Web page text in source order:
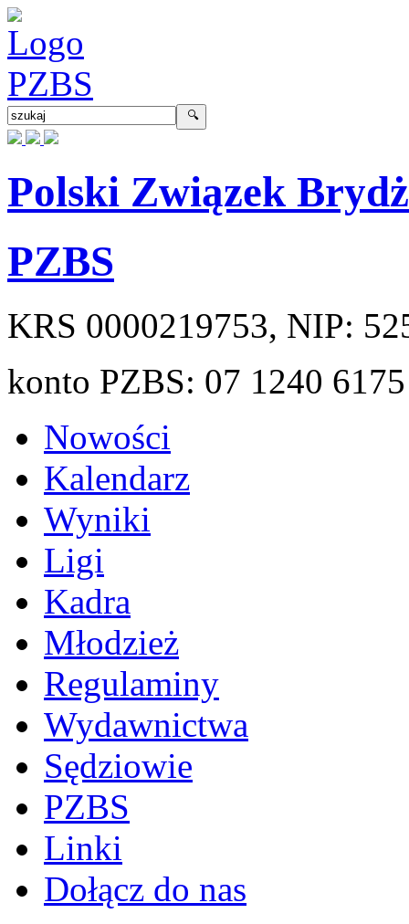
Polski Związek
PZBS
KRS 0000219753, NIP:
konto PZBS: 07 1240
Nowości
Kalendarz
Wyniki
Ligi
Kadra
Młodzież
Regulaminy
Wydawnictwa
Sędziowie
PZBS
Linki
Dołącz do nas